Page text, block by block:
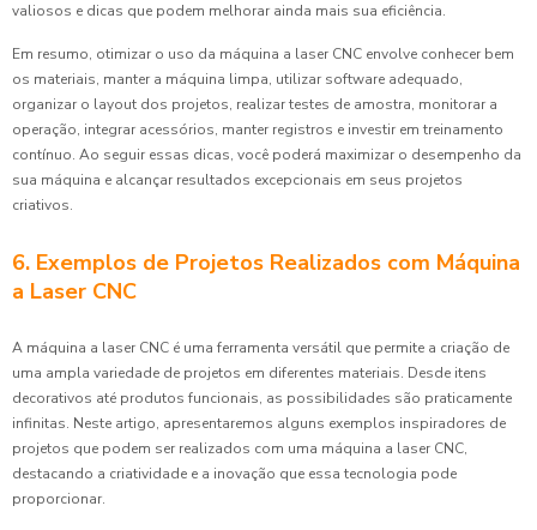
valiosos e dicas que podem melhorar ainda mais sua eficiência.
Em resumo, otimizar o uso da máquina a laser CNC envolve conhecer bem
os materiais, manter a máquina limpa, utilizar software adequado,
organizar o layout dos projetos, realizar testes de amostra, monitorar a
operação, integrar acessórios, manter registros e investir em treinamento
contínuo. Ao seguir essas dicas, você poderá maximizar o desempenho da
sua máquina e alcançar resultados excepcionais em seus projetos
criativos.
6. Exemplos de Projetos Realizados com Máquina
a Laser CNC
A máquina a laser CNC é uma ferramenta versátil que permite a criação de
uma ampla variedade de projetos em diferentes materiais. Desde itens
decorativos até produtos funcionais, as possibilidades são praticamente
infinitas. Neste artigo, apresentaremos alguns exemplos inspiradores de
projetos que podem ser realizados com uma máquina a laser CNC,
destacando a criatividade e a inovação que essa tecnologia pode
proporcionar.